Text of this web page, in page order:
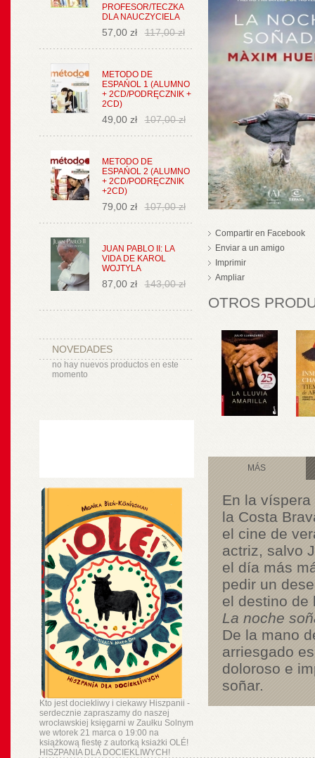
PROFESOR/TECZKA
DLA NAUCZYCIELA
57,00 zł 117,00 zł
METODO DE
ESPAŃOL 1 (ALUMNO
+ 2CD/PODRĘCZNIK +
2CD)
49,00 zł 107,00 zł
METODO DE
ESPAŃOL 2 (ALUMNO
+ 2CD/PODRĘCZNIK
+2CD)
79,00 zł 107,00 zł
JUAN PABLO II: LA
VIDA DE KAROL
WOJTYLA
87,00 zł 143,00 zł
NOVEDADES
no hay nuevos productos en este
momento
Kto jest dociekliwy i ciekawy Hiszpanii -
serdecznie zapraszamy do naszej
wrocławskiej księgarni w Zaułku Solnym
we wtorek 21 marca o 19:00 na
książkową fiestę z autorką ksiażki OLÉ!
HISZPANIA DLA DOCIEKLIWYCH!
Compartir en Facebook
Enviar a un amigo
Imprimir
Ampliar
OTROS
MÁS
En la
la Costa
el cine de
actriz, salvo
el día más
pedir un
el destino de
La noche
De la mano
arriesgado
doloroso e
soñar.